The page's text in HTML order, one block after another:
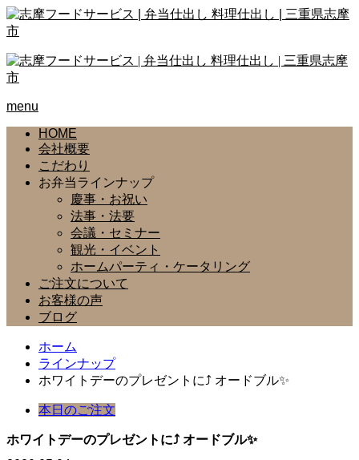
menu
HOME
会社概要
こだわり
お弁当ラインナップ
慶事・お祝い
法事・法要
会議・セミナー
観光・イベント
ホームパーティ・ケータリング
ご注文について
お客様の声
ブログ
ホーム
ラインナップ
ホワイトデーのプレゼントに⤴️ オードブル✨
本日のご注文
ホワイトデーのプレゼントに⤴️ オードブル✨